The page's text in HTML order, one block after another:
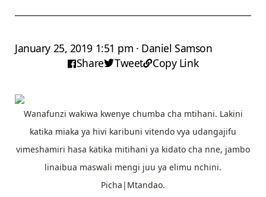
January 25, 2019 1:51 pm · Daniel Samson
Share
Tweet Copy Link
Wanafunzi wakiwa kwenye chumba cha mtihani. Lakini
katika miaka ya hivi karibuni vitendo vya udangajifu
vimeshamiri hasa katika mitihani ya kidato cha nne, jambo
linaibua maswali mengi juu ya elimu nchini.
Picha|Mtandao.